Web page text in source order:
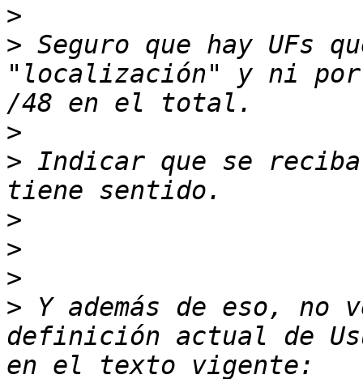
>
> Seguro que hay UFs
"localización" y ni por
>
> Indicar que se
>
>
>
> Y además de eso, no
definición actual de